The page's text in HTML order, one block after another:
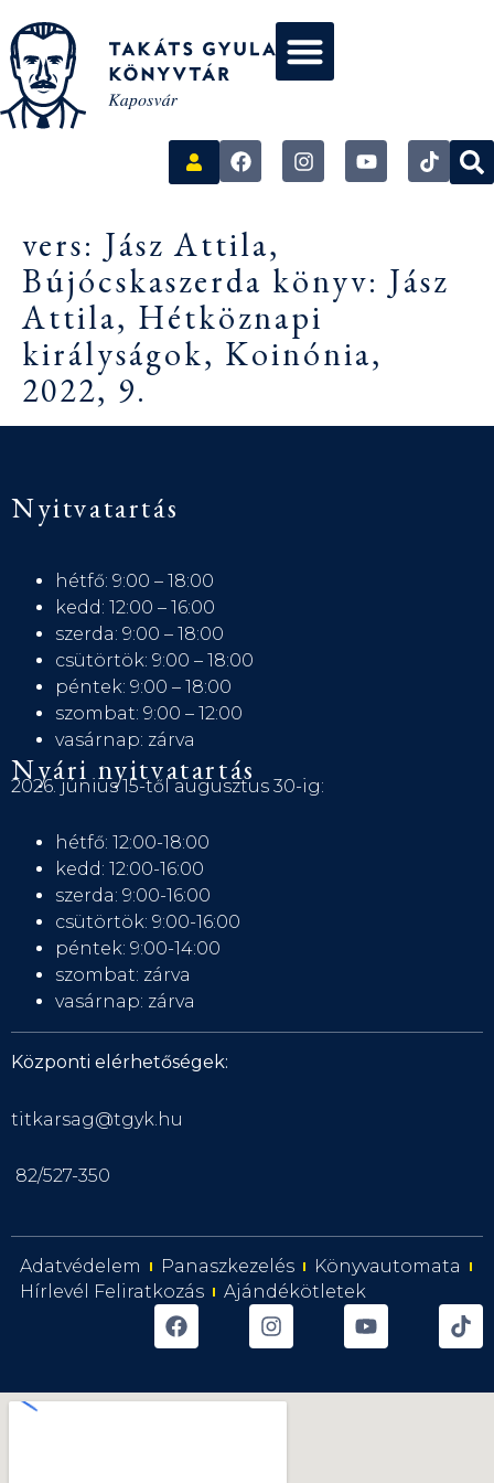
vers: Jász Attila,
Bújócskaszerda könyv: Jász
Attila, Hétköznapi
királyságok, Koinónia,
2022, 9.
Nyitvatartás
hétfő: 9:00 – 18:00
kedd: 12:00 – 16:00
szerda: 9:00 – 18:00
csütörtök: 9:00 – 18:00
péntek: 9:00 – 18:00
szombat: 9:00 – 12:00
vasárnap: zárva
Nyári nyitvatartás
2026. június 15-től augusztus 30-ig:
hétfő: 12:00-18:00
kedd: 12:00-16:00
szerda: 9:00-16:00
csütörtök: 9:00-16:00
péntek: 9:00-14:00
szombat: zárva
vasárnap: zárva
Központi elérhetőségek:
titkarsag@tgyk.hu
82/527-350
Adatvédelem Panaszkezelés
Könyvautomata
Hírlevél Feliratkozás
Ajándékötletek